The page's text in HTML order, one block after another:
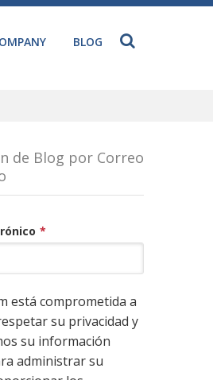
BLOG
de Blog por Correo
*
está comprometida a
su privacidad y
su información
administrar su